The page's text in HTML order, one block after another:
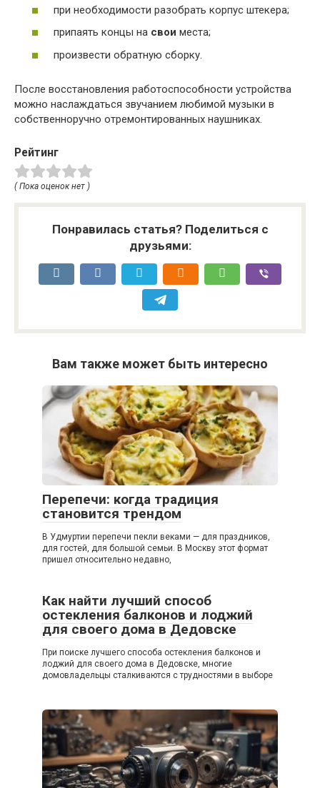
при необходимости разобрать корпус штекера;
припаять концы на свои места;
произвести обратную сборку.
После восстановления работоспособности устройства
можно наслаждаться звучанием любимой музыки в
собственноручно отремонтированных наушниках.
Рейтинг
( Пока оценок нет )
Понравилась статья? Поделиться с
друзьями:
Вам также может быть интересно
Перепечи: когда традиция
становится трендом
В Удмуртии перепечи пекли веками — для праздников,
для гостей, для большой семьи. В Москву этот формат
пришел относительно недавно,
Как найти лучший способ
остекления балконов и лоджий
для своего дома в Дедовске
При поиске лучшего способа остекления балконов и
лоджий для своего дома в Дедовске, многие
домовладельцы сталкиваются с трудностями в выборе